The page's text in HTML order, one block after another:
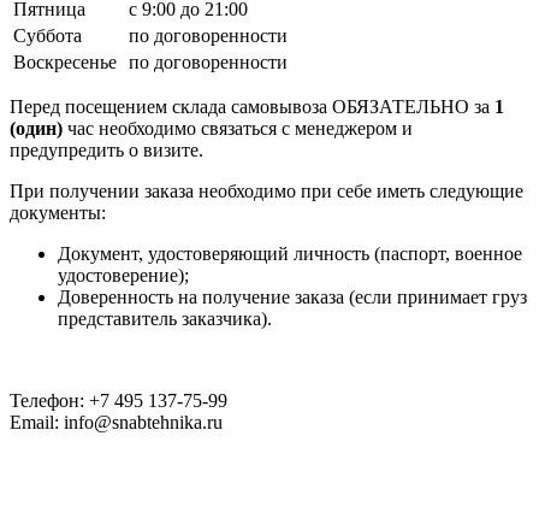
Пятница
с 9:00 до 21:00
Суббота
по договоренности
Воскресенье по договоренности
Перед посещением склада самовывоза ОБЯЗАТЕЛЬНО за 1
(один) час необходимо связаться с менеджером и
предупредить о визите.
При получении заказа необходимо при себе иметь следующие
документы:
Документ, удостоверяющий личность (паспорт, военное
удостоверение);
Доверенность на получение заказа (если принимает груз
представитель заказчика).
Телефон: +7 495 137-75-99
Email: info@snabtehnika.ru